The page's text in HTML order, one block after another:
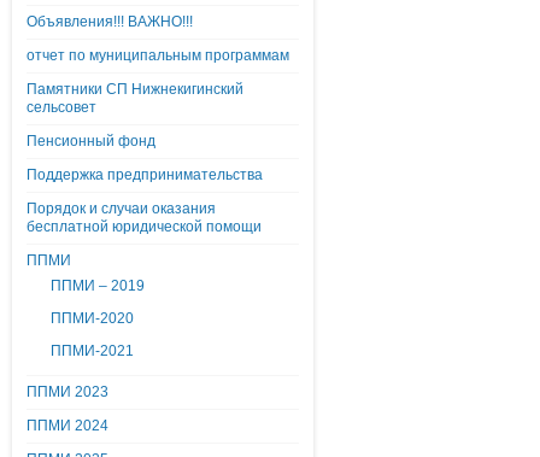
Объявления!!! ВАЖНО!!!
отчет по муниципальным программам
Памятники СП Нижнекигинский
сельсовет
Пенсионный фонд
Поддержка предпринимательства
Порядок и случаи оказания
бесплатной юридической помощи
ППМИ
ППМИ – 2019
ППМИ-2020
ППМИ-2021
ППМИ 2023
ППМИ 2024